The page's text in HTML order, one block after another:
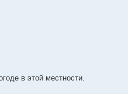
в этой местности.